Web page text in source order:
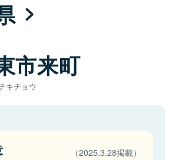
市来町
キチョウ
（2025.3.28掲載）